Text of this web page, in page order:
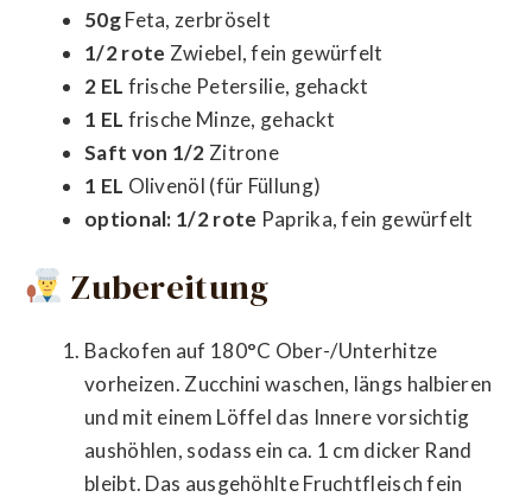
50gFeta, zerbröselt
1/2 rote Zwiebel, fein gewürfelt
2 EL frische Petersilie, gehackt
1 EL frische Minze, gehackt
Saft von 1/2 Zitrone
1 EL Olivenöl (für Füllung)
optional: 1/2 rote Paprika, fein gewürfelt
Zubereitung
Backofen auf 180°C Ober-/Unterhitze
vorheizen. Zucchini waschen, längs halbieren
und mit einem Löffel das Innere vorsichtig
aushöhlen, sodass ein ca. 1 cm dicker Rand
bleibt. Das ausgehöhlte Fruchtfleisch fein